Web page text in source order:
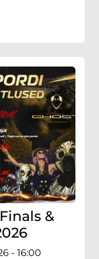
&
- 16:00